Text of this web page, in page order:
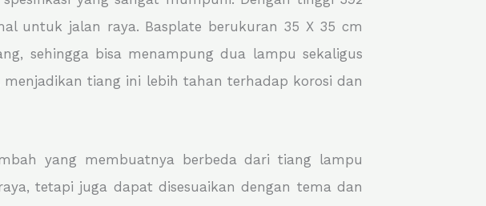
untuk jalan raya. Basplate berukuran 35 X 35 cm
sehingga bisa menampung dua lampu sekaligus
tiang ini lebih tahan terhadap korosi dan
yang membuatnya berbeda dari tiang lampu
tetapi juga dapat disesuaikan dengan tema dan